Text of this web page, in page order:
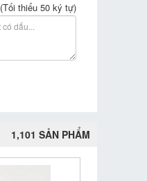
(Tối thiểu 50 ký tự)
1,101 SẢN PHẨM